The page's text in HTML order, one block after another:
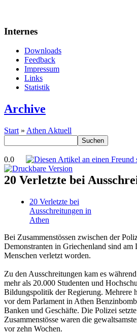
Internes
Downloads
Feedback
Impressum
Links
Statistik
Archive
Start » Athen Aktuell
0.0
20 Verletzte bei
20 Verletzte bei
Ausschreitungen in
Athen
Bei Zusammenstössen zwischen der
Demonstranten in Griechenland sind am
Menschen verletzt worden.
Zu den Ausschreitungen kam es
mehr als 20.000 Studenten und
Bildungspolitik der Regierung. Mehrere
vor dem Parlament in Athen
Banken und Geschäfte. Die Polizei
Zusammenstösse waren die
vor zehn Wochen.